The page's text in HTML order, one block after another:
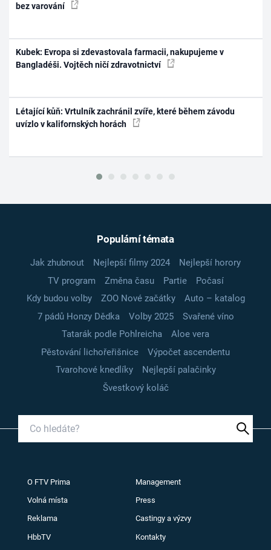
bez varování
Kubek: Evropa si zdevastovala farmacii, nakupujeme v
Bangladéši. Vojtěch ničí zdravotnictví
Létající kůň: Vrtulník zachránil zvíře, které během závodu
uvízlo v kalifornských horách
Populární témata
Jak zhubnout Nejlepší filmy 2024
Nejlepší horory
TV program
Změna času Partie
Počasí
Kdy budou volby
ZOO Nové začátky
Auto – katalog
7 pádů Honzy Dědka
Volby 2025
Svařené víno
Tatarák podle Pohlreicha
Aloe vera
Pěstování lichořeřišnice
Výpočet ascendentu
Tvarohové knedlíky
Nejlepší palačinky
Švestkový koláč
O FTV Prima Management
Volná místa Press
Reklama Castingy a výzvy
HbbTV Kontakty